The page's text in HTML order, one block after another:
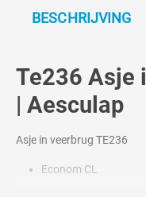
BESCHRIJVING
Te236 Asje
| Aesculap
Asje in veerbrug TE236
Econom CL